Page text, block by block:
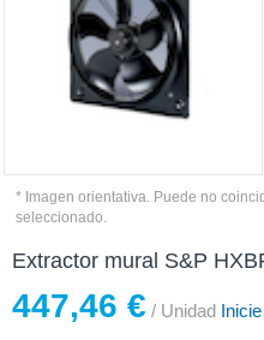
* Imagen orientativa. Puede no
seleccionado.
Extractor mural S&P
447,46 € / Unidad